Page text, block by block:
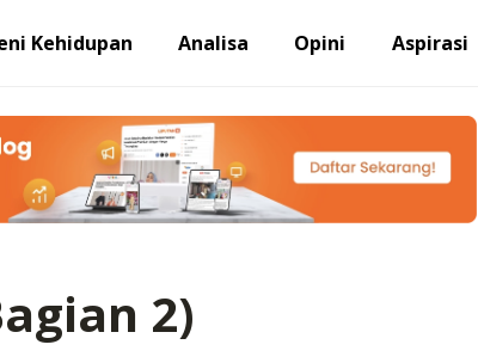
Kehidupan Analisa Opini Aspirasi
2)